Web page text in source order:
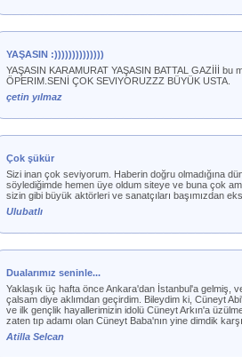
YAŞASIN :))))))))))))))
YAŞASIN KARAMURAT YAŞASIN BATTAL GAZİİİ
ÖPERIM.SENİ ÇOK SEVIYORUZZZ BÜYÜK USTA.
çetin yılmaz
Çok şükür
Sizi inan çok seviyorum. Haberin doğru olmadığına
söylediğimde hemen üye oldum siteye ve buna çok
sizin gibi büyük aktörleri ve sanatçıları başımızdan
Ulubatlı
Dualarımız seninle...
Yaklaşık üç hafta önce Ankara'dan İstanbul'a gelmiş,
çalsam diye aklımdan geçirdim. Bileydim ki, Cüneyt
ve ilk gençlik hayallerimizin idolü Cüneyt Arkın'a
zaten tıp adamı olan Cüneyt Baba'nın yine dimdik
Atilla Selcan